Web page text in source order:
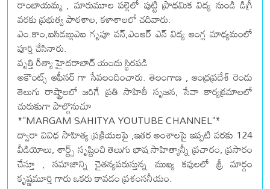
రాంబాయమ్మ , మారుమూల పల్లెలో పుట్టి ప్రాథమిక విద్య నుండి డిగ్రీ
వరకు ప్రభుత్వ పాఠశాల, కళాశాలలో చదివారు.
ఎం.కాం,ఐసిడబ్లుఎఐ గృపూ వన్,ఎంఆర్ ఎన్ విద్య ఆంగ్ల మాధ్యమంలో
పూర్తి చేసినారు.
వృత్తి రీత్యా హైదరాబాద్ యందు స్థిరపడి
అకౌంట్స్ ఆఫీసర్ గా సేవలందించారు. తెలంగాణ , ఆంధ్రప్రదేశ్ రెండు
తెలుగు రాష్ట్రాలలో జరిగే ప్రతి సాహితీ సృజన, సేవా కార్యక్రమాలలో
చురుకుగా పాల్గొనుచూ
*"MARGAM SAHITYA YOUTUBE CHANNEL"*
ద్వారా వివిధ సాహిత్య ప్రక్రియలపై ,ఇతర అంశాలపై ఇప్పటి వరకు 124
వీడియోలు, శార్ట్స్ సృష్టించి తెలుగు భాష సాహిత్యాన్నీ ప్రచారం, ప్రసారం
చేస్తూ , సమాజాన్ని చైతన్యపరుస్తున్న ముఖ్య కవులలో శ్రీ మార్గం
కృష్ణమూర్తి గారు ఒకరు కావడం ప్రశంసనీయం.